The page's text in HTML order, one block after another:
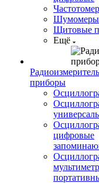
Шумомеры
Щитовые
Ещё
приборы
цифровые